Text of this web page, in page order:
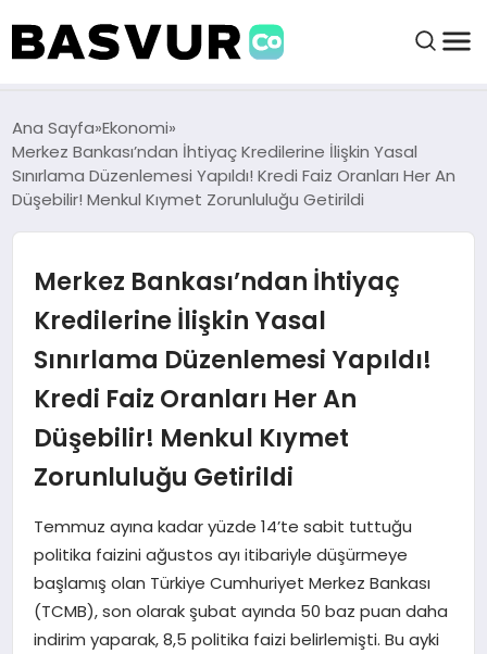
BAŞVURULAR
BAYILIKLER
İŞ FIKIRLERI
Ana Sayfa Ekonomi
Merkez Bankası’ndan İhtiyaç Kredilerine İlişkin Yasal
Sınırlama Düzenlemesi Yapıldı! Kredi Faiz Oranları Her An
Düşebilir! Menkul Kıymet Zorunluluğu Getirildi
Merkez Bankası’ndan İhtiyaç
Kredilerine İlişkin Yasal
Sınırlama Düzenlemesi Yapıldı!
Kredi Faiz Oranları Her An
Düşebilir! Menkul Kıymet
Zorunluluğu Getirildi
Temmuz ayına kadar yüzde 14’te sabit tuttuğu
politika faizini ağustos ayı itibariyle düşürmeye
başlamış olan Türkiye Cumhuriyet Merkez Bankası
(TCMB), son olarak şubat ayında 50 baz puan daha
indirim yaparak, 8,5 politika faizi belirlemişti. Bu ayki